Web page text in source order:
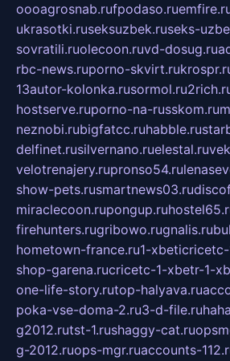
oooagrosnab.rufpodaso.ru
ukrasotki.ruseksuzbek.ruseks-
sovratili.ruolecoon.ruvd-dosug.ru
rbc-news.ruporno-skvirt.ru
13autor-kolonka.rusormol.ru
hostserve.ruporno-na-russkom.ru
neznobi.rubigfatcc.ruhabble.ru
delfinet.rusilvernano.ruelestal.ru
velotrenajery.rupronso54.ru
show-pets.rusmartnews03.ru
miraclecoon.rupongup.ru
firehunters.rugribowo.rugnalis.ru
hometown-france.ru1-
shop-garena.rucricetc-1-xbetr-1-
one-life-story.rutop-halyava.ru
poka-vse-doma-2.ru3-d-file.ru
g2012.rutst-1.rushaggy-cat.ru
g-2012.ruops-mgr.ruaccounts-